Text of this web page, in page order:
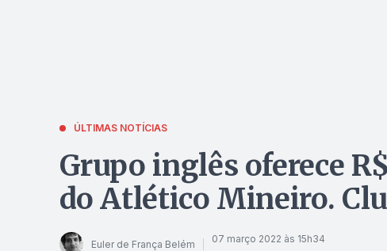
ÚLTIMAS NOTÍCIAS
Grupo inglês oferece
do Atlético Mineiro.
Euler de França Belém 07 março 2022 às 15h34